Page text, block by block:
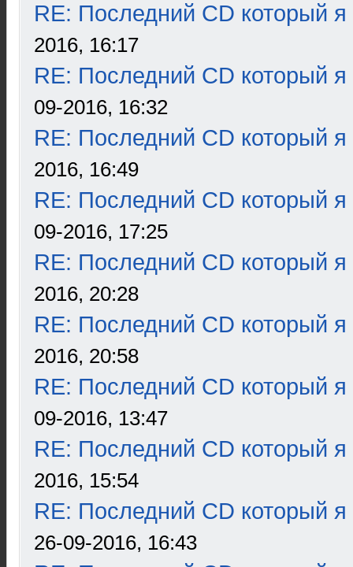
RE: Последний CD который я
2016, 16:17
RE: Последний CD который я
09-2016, 16:32
RE: Последний CD который я
2016, 16:49
RE: Последний CD который я
09-2016, 17:25
RE: Последний CD который я
2016, 20:28
RE: Последний CD который я
2016, 20:58
RE: Последний CD который я
09-2016, 13:47
RE: Последний CD который я
2016, 15:54
RE: Последний CD который я
26-09-2016, 16:43